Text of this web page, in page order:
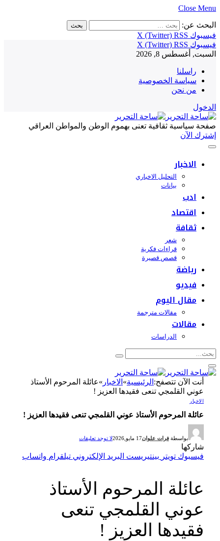
Close Menu
البحث عن:
فيسبوك
X (Twitter) RSS
فيسبوك
X (Twitter) RSS
السبت, أغسطس 8, 2026
راسلنا
سياسة الخصوصية
من نحن
الدخول
صفحة سياسية ثقافية تعنى بهموم الوطن والمواطن العراقي
إشترك الآن
الاخبار
التحليل الاخباري
بيانات
ادب
اقتصاد
ثقافة
شعر
قراءات فكرية
قصص قصيرة
رياضة
فيديو
مقال اليوم
مقالات مترجمة
مقالات
الدراسات
أنت الآن تتصفح:الرئيسية»الاخبار» عائلة المرحوم الأستاذ
عوني القلمجي تنعى فقيدها العزيز !
الاخبار
عائلة المرحوم الأستاذ عوني القلمجي تنعى فقيدها العزيز !
بواسطة فرات علوان 17 مايو,2026 لا توجد تعليقات
شاركها
فيسبوك تويتر بينتيريست البريد الإلكتروني تيلقرام واتساب
عائلة المرحوم الأستاذ
عوني القلمجي تنعى
فقيدها العزيز !